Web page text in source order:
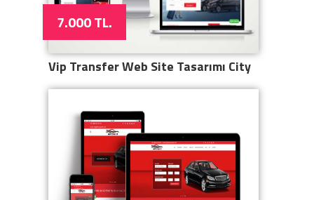
7.000 TL.
Vip Transfer Web Site Tasarımı City